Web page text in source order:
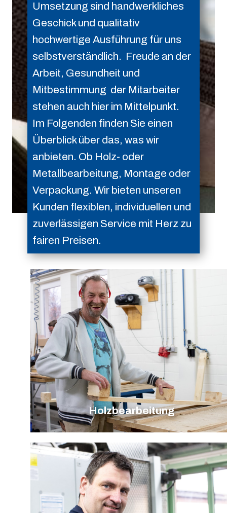
Umsetzung sind handwerkliches
Geschick und qualitativ
hochwertige Ausführung für uns
selbstverständlich. Freude an der
Arbeit, Gesundheit und
Mitbestimmung der Mitarbeiter
stehen auch hier im Mittelpunkt.
Im Folgenden finden Sie einen
Überblick über das, was wir
anbieten. Ob Holz- oder
Metallbearbeitung, Montage oder
Verpackung. Wir bieten unseren
Kunden flexiblen, individuellen und
zuverlässigen Service mit Herz zu
fairen Preisen.
Holzbearbeitung